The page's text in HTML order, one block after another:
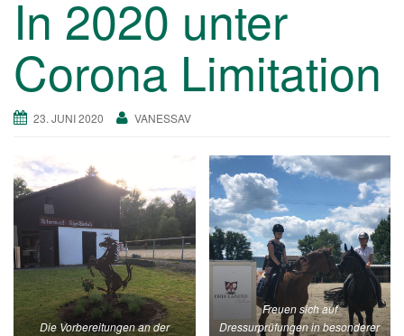
o
n
In 2020 unter
Corona Limitation
23. JUNI 2020 VANESSAV
Die Vorbereitungen an der
Freuen sich auf
Dressurprüfungen in besonderer